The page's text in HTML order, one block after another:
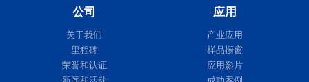
公司
关于我们
里程碑
荣誉和认证
应用
产业应用
样品橱窗
应用影片